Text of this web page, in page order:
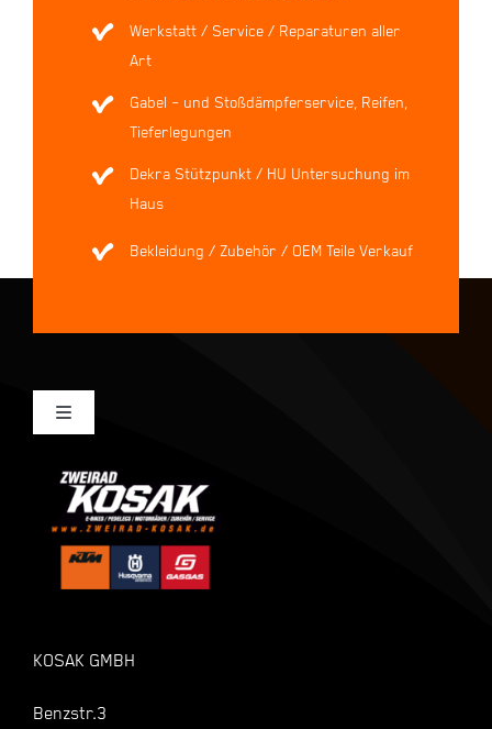
Werkstatt / Service / Reparaturen aller
Art
Gabel – und Stoßdämpferservice, Reifen,
Tieferlegungen
Dekra Stützpunkt / HU Untersuchung im
Haus
Bekleidung / Zubehör / OEM Teile Verkauf
KOSAK GMBH
Benzstr.3
Toggle
Mein Konto
Kasse